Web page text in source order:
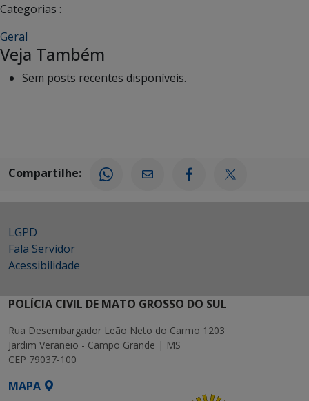
Categorias :
Geral
Veja Também
Sem posts recentes disponíveis.
Compartilhe:
LGPD
Fala Servidor
Acessibilidade
POLÍCIA CIVIL DE MATO GROSSO DO SUL
Rua Desembargador Leão Neto do Carmo 1203
Jardim Veraneio - Campo Grande | MS
CEP 79037-100
MAPA